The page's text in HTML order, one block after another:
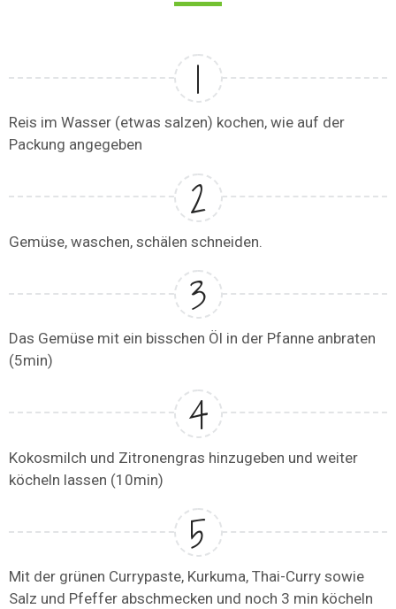
Reis im Wasser (etwas salzen) kochen, wie auf der
Packung angegeben
Gemüse, waschen, schälen schneiden.
Das Gemüse mit ein bisschen Öl in der Pfanne anbraten
(5min)
Kokosmilch und Zitronengras hinzugeben und weiter
köcheln lassen (10min)
Mit der grünen Currypaste, Kurkuma, Thai-Curry sowie
Salz und Pfeffer abschmecken und noch 3 min köcheln